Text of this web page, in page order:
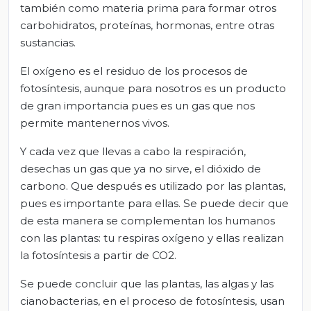
también como materia prima para formar otros
carbohidratos, proteínas, hormonas, entre otras
sustancias.
El oxígeno es el residuo de los procesos de
fotosíntesis, aunque para nosotros es un producto
de gran importancia pues es un gas que nos
permite mantenernos vivos.
Y cada vez que llevas a cabo la respiración,
desechas un gas que ya no sirve, el dióxido de
carbono. Que después es utilizado por las plantas,
pues es importante para ellas. Se puede decir que
de esta manera se complementan los humanos
con las plantas: tu respiras oxígeno y ellas realizan
la fotosíntesis a partir de CO2.
Se puede concluir que las plantas, las algas y las
cianobacterias, en el proceso de fotosíntesis, usan